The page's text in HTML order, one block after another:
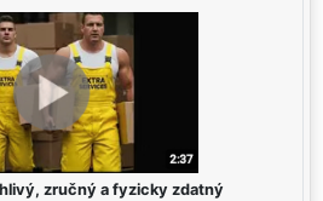
zručný a fyzicky zdatný